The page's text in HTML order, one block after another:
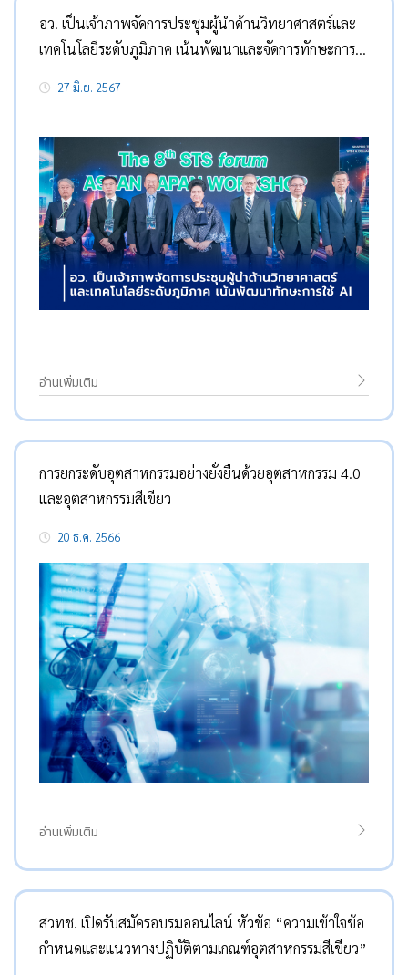
อว. เป็นเจ้าภาพจัดการประชุมผู้นำด้านวิทยาศาสตร์และ
เทคโนโลยีระดับภูมิภาค เน้นพัฒนาและจัดการทักษะการใช้
27 มิ.ย. 2567
อ่านเพิ่มเติม
การยกระดับอุตสาหกรรมอย่างยั่งยืนด้วยอุตสาหกรรม 4.0
และอุตสาหกรรมสีเขียว
20 ธ.ค. 2566
อ่านเพิ่มเติม
สวทช. เปิดรับสมัครอบรมออนไลน์ หัวข้อ “ความเข้าใจข้อ
กำหนดและแนวทางปฏิบัติตามเกณฑ์อุตสาหกรรมสีเขียว”